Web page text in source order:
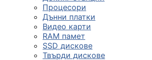
Процесори
Дънни платки
Видео карти
RAM памет
SSD дискове
Твърди дискове